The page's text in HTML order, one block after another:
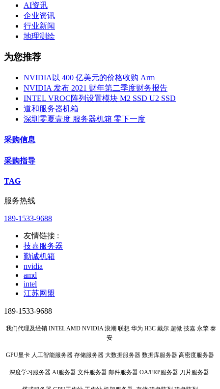
AI资讯
企业资讯
行业新闻
地理测绘
为您推荐
NVIDIA以 400 亿美元的价格收购 Arm
NVIDIA 发布 2021 财年第二季度财务报告
INTEL VROC阵列设置模块 M2 SSD U2 SSD
道和服务器机箱
深圳零夏壹度 服务器机箱 零下一度
采购信息
采购指导
TAG
服务热线
189-1533-9688
友情链接 :
技嘉服务器
勤诚机箱
nvidia
amd
intel
江苏网盟
189-1533-9688
我们代理及经销 INTEL AMD NVIDIA 浪潮 联想 华为 H3C 戴尔 超微 技嘉 永擎 泰
安
GPU显卡 人工智能服务器 存储服务器 大数据服务器 数据库服务器 高密度服务器
深度学习服务器 AI服务器 文件服务器 邮件服务器 OA/ERP服务器 刀片服务器